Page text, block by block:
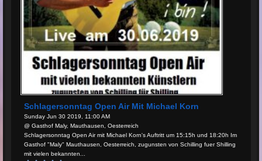
Schlagersonntag Open Air Mit Michael Korn
Sunday Jun 30 2019, 11:00 AM
@ Gasthof Maly, Mauthausen, Oesterreich
Schlagersonntag Open Air mit Michael Korn's Auftritt um 15:15h und 18:20h Im
Gasthof "Maly" Mauthausen, Oesterreich, zugunsten von Schilling fuer Shilling
mit vielen bekannten...